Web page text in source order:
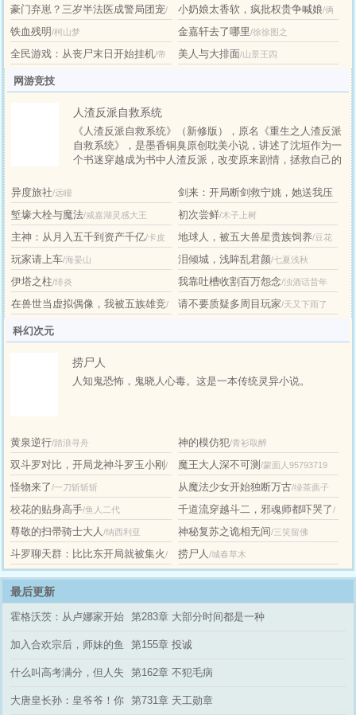
豪门弃崽？三岁半法医成警局团宠/
砚池春暖
小奶娘太香软，疯批权贵争喊娘/俩
狸奴
铁血残明/柯山梦 金嘉轩去了哪里/徐徐图之
全民游戏：从丧尸末日开始挂机/帝
国黑铁战士
美人与大排面/山景王四
网游竞技
人渣反派自救系统
《人渣反派自救系统》（新修版），原名《重生之人渣反派
自救系统》，是墨香铜臭原创耽美小说，讲述了沈垣作为一
个书迷穿越成为书中人渣反派，改变原来剧情，拯救自己的
异度旅社/远瞳
剑来：开局断剑救宁姚，她送我压
裙刀/墨染江山
堑壕大栓与魔法/咸嘉湖灵感大王 初次尝鲜/木子上树
主神：从月入五千到资产千亿/卡皮
巴拉1
地球人，被五大兽星贵族饲养/豆花
芋泥
玩家请上车/海晏山 泪倾城，浅眸乱君颜/七夏浅秋
伊塔之柱/绯炎 我靠吐槽收割百万怨念/浊酒话昔年
在兽世当虚拟偶像，我被五族雄竞/
水青秋色
请不要质疑多周目玩家/天又下雨了
科幻次元
捞尸人
人知鬼恐怖，鬼晓人心毒。这是一本传统灵异小说。
黄泉逆行/踏浪寻舟 神的模仿犯/青衫取醉
双斗罗对比，开局龙神斗罗玉小刚/
川落叶
魔王大人深不可测 /蒙面人95793719
怪物来了/一刀斩斩斩 从魔法少女开始独断万古/绿茶藨子
校花的贴身高手/鱼人二代 千道流穿越斗二，邪魂师都吓哭了/
善良的邪修
尊敬的扫帚骑士大人/纳西利亚 神秘复苏之诡相无间/三笑留佛
斗罗聊天群：比比东开局就被集火/
就是喜欢吃肉
捞尸人/城春草木
最后更新
霍格沃茨：从卢娜家开始 第283章 大部分时间都是一种
加入合欢宗后，师妹的鱼
第155章 投诚
什么叫高考满分，但人失
第162章 不犯毛病
大唐皇长孙：皇爷爷！你 第731章 天工勋章